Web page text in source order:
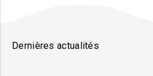
Dernières actualités